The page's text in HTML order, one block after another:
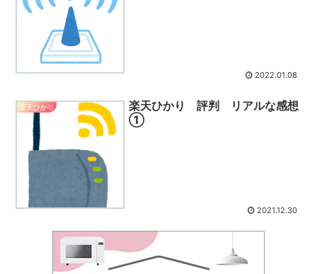
2022.01.08
楽天ひかり
楽天ひかり 評判 リアルな感想
①
2021.12.30